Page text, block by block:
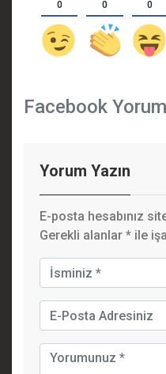
0 0 0
Facebook Yorum
Yorum Yazın
E-posta hesabınız
Gerekli alanlar * ile